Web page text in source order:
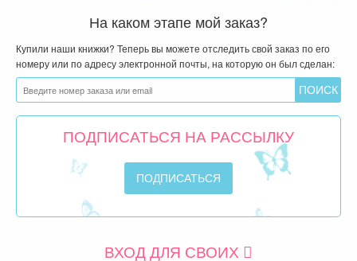
На каком этапе мой заказ?
Купили наши книжки? Теперь вы можете отследить свой заказ по его
номеру или по адресу электронной почты, на которую он был сделан:
ПОДПИСАТЬСЯ НА РАССЫЛКУ
ВХОД ДЛЯ СВОИХ